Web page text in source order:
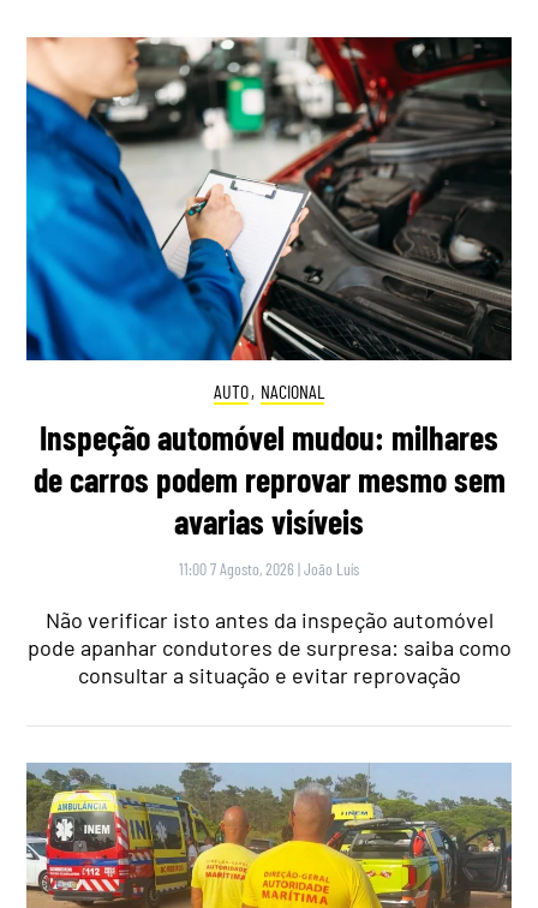
AUTO, NACIONAL
Inspeção automóvel mudou: milhares
de carros podem reprovar mesmo sem
avarias visíveis
11:00 7 Agosto, 2026 |João Luís
Não verificar isto antes da inspeção automóvel
pode apanhar condutores de surpresa: saiba como
consultar a situação e evitar reprovação